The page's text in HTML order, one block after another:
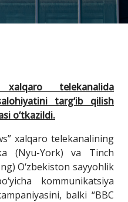
telekanalida
targ‘ib qilish
o‘tkazildi.
xalqaro telekanalining
(Nyu-York) va Tinch
O‘zbekiston sayyohlik
kommunikatsiya
balki “BBC